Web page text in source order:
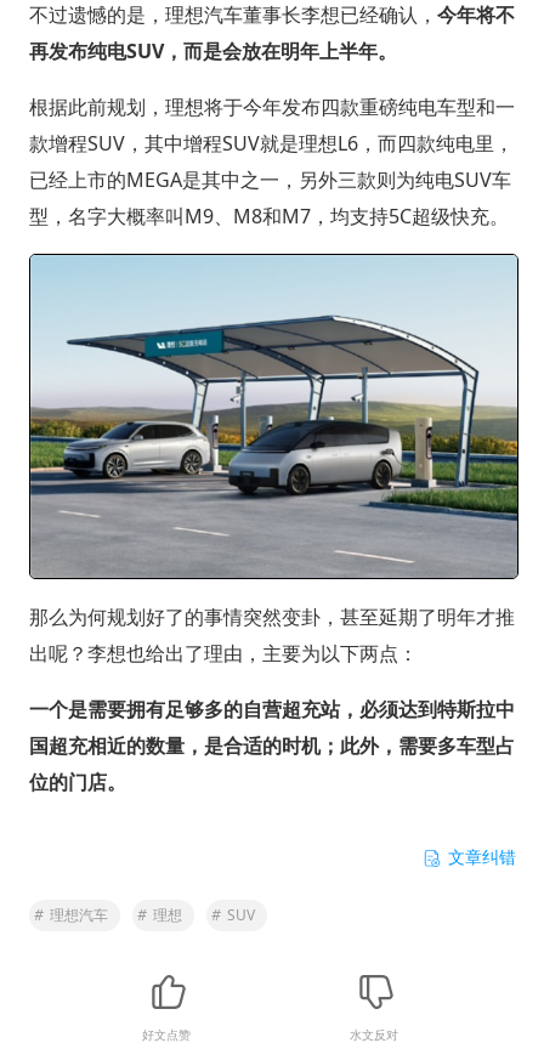
不过遗憾的是，理想汽车董事长李想已经确认， 今年将不
再发布纯电SUV，而是会放在明年上半年。
根据此前规划，理想将于今年发布四款重磅纯电车型和一
款增程SUV，其中增程SUV就是理想L6，而四款纯电里，
已经上市的MEGA是其中之一，另外三款则为纯电SUV车
型，名字大概率叫M9、M8和M7，均支持5C超级快充。
那么为何规划好了的事情突然变卦，甚至延期了明年才推
出呢？李想也给出了理由，主要为以下两点：
一个是需要拥有足够多的自营超充站，必须达到特斯拉中
国超充相近的数量，是合适的时机；此外，需要多车型占
位的门店。
文章纠错
# 理想汽车 # 理想 # SUV
好文点赞 水文反对